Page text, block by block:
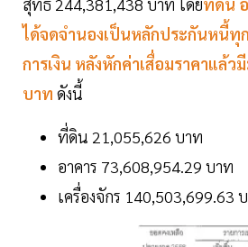
ได้จดจำนองเป็นหลักประกันหนี้ทุ
การเงิน หลังหักค่าเสื่อมราคาแล้ว
บาท ดังนี้
ที่ดิน 21,055,626 บาท
อาคาร 73,608,954.29 บาท
เครื่องจักร 140,503,699.63